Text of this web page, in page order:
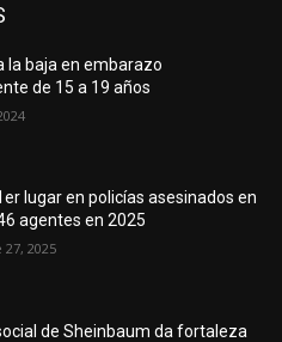
la baja en embarazo
de 15 a 19 años
lugar en policías asesinados en
agentes en 2025
2025
de Sheinbaum da fortaleza